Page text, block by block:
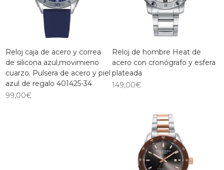
Reloj caja de acero y correa
de silicona azul,movimieno
cuarzo. Pulsera de acero y piel
azul de regalo 401425-34
99,00€
Reloj de hombre Heat de
acero con cronógrafo y esfera
plateada
149,00€